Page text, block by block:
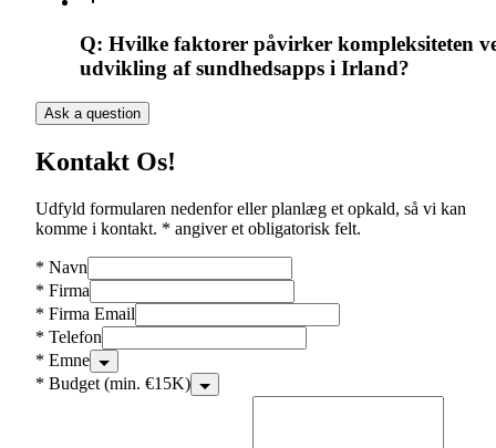
Q: Hvilke faktorer påvirker kompleksiteten
udvikling af sundhedsapps i Irland?
Ask a question
Kontakt Os!
Udfyld formularen nedenfor eller planlæg et opkald, så vi kan
komme i kontakt. * angiver et obligatorisk felt.
* Navn
* Firma
* Firma Email
* Telefon
* Emne
* Budget (min. €15K)